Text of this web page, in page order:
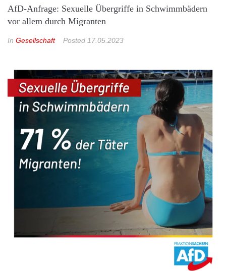
AfD-Anfrage: Sexuelle Übergriffe in Schwimmbädern
vor allem durch Migranten
In Gesellschaft Posted 17.05.2023